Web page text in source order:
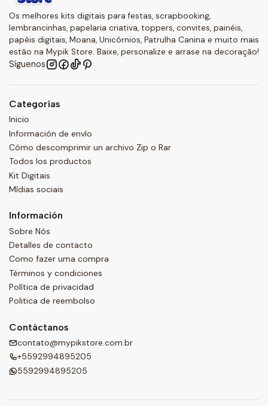
Os melhores kits digitais para festas, scrapbooking,
lembrancinhas, papelaria criativa, toppers, convites, painéis,
papéis digitais, Moana, Unicórnios, Patrulha Canina e muito mais
estão na Mypik Store. Baixe, personalize e arrase na decoração!
Síguenos
Categorías
Inicio
Información de envío
Cómo descomprimir un archivo Zip o Rar
Todos los productos
Kit Digitais
Mídias sociais
Información
Sobre Nós
Detalles de contacto
Como fazer uma compra
Términos y condiciones
Política de privacidad
Politica de reembolso
Contáctanos
contato@mypikstore.com.br
+5592994895205
5592994895205